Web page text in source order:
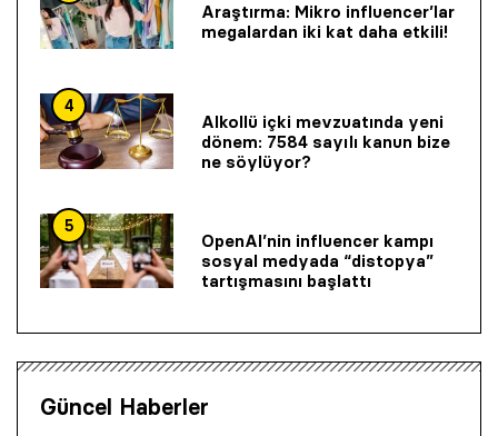
Araştırma: Mikro influencer’lar
megalardan iki kat daha etkili!
4
Alkollü içki mevzuatında yeni
dönem: 7584 sayılı kanun bize
ne söylüyor?
5
OpenAI’nin influencer kampı
sosyal medyada “distopya”
tartışmasını başlattı
Güncel Haberler